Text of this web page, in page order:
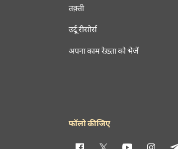
तक़्ती
उर्दू रीसोर्स
अपना काम रेख़्ता को भेजें
फॉलो कीजिए